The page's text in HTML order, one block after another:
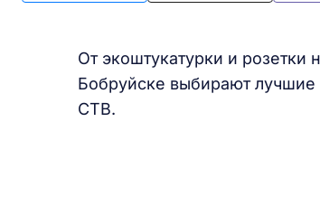
От экоштукатурки и розетки
Бобруйске выбирают
СТВ.